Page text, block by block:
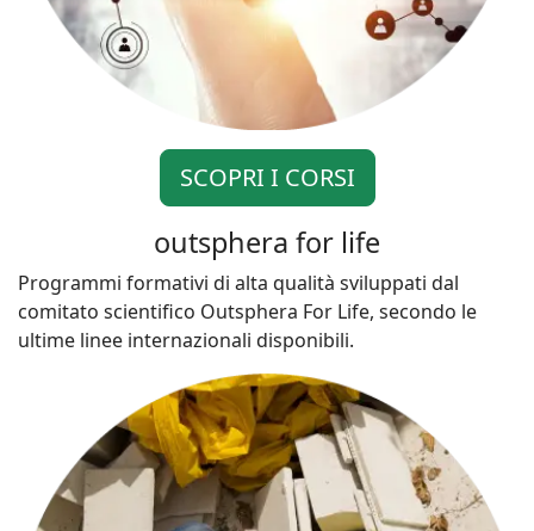
SCOPRI I CORSI
outsphera for life
Programmi formativi di alta qualità sviluppati dal
comitato scientifico Outsphera For Life, secondo le
ultime linee internazionali disponibili.